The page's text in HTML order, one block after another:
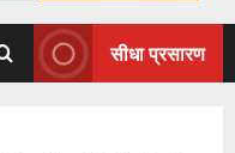
सीधा प्रसारण